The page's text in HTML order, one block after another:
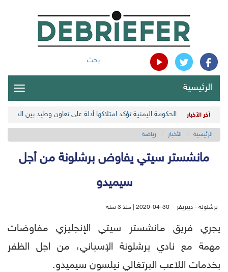
بحث
الرئيسية
آخر الأخبار الحكومة اليمنية تؤكد امتلاكها أدلة على تعاون وطيد بين
الرئيسية الأخبار رياضة
مانشستر سيتي يفاوض برشلونة من أجل
سيميدو
برشلونة - ديبريفر 2020-04-30 | منذ 3 سنة
يجري فريق مانشستر سيتي الإنجليزي مفاوضات
مهمة مع نادي برشلونة الإسباني، من اجل الظفر
بخدمات اللاعب البرتغالي نيلسون سيميدو.